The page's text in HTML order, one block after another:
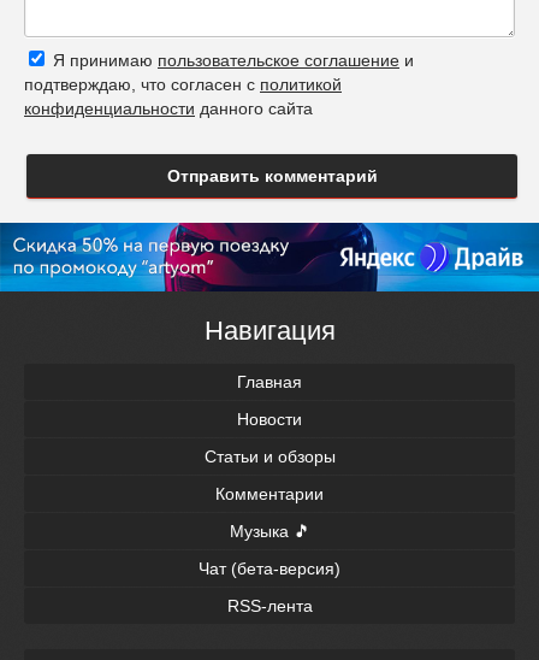
Я принимаю пользовательское соглашение и
подтверждаю, что согласен с политикой
конфиденциальности данного сайта
Отправить комментарий
Навигация
Главная
Новости
Статьи и обзоры
Комментарии
Музыка 🎵
Чат (бета-версия)
RSS-лента